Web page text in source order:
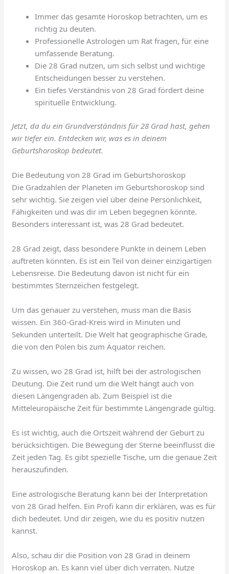
Immer das gesamte Horoskop betrachten, um es
richtig zu deuten.
Professionelle Astrologen um Rat fragen, für eine
umfassende Beratung.
Die 28 Grad nutzen, um sich selbst und wichtige
Entscheidungen besser zu verstehen.
Ein tiefes Verständnis von 28 Grad fördert deine
spirituelle Entwicklung.
Jetzt, da du ein Grundverständnis für 28 Grad hast, gehen
wir tiefer ein. Entdecken wir, was es in deinem
Geburtshoroskop bedeutet.
Die Bedeutung von 28 Grad im Geburtshoroskop
Die Gradzahlen der Planeten im Geburtshoroskop sind
sehr wichtig. Sie zeigen viel über deine Persönlichkeit,
Fähigkeiten und was dir im Leben begegnen könnte.
Besonders interessant ist, was 28 Grad bedeutet.
28 Grad zeigt, dass besondere Punkte in deinem Leben
auftreten könnten. Es ist ein Teil von deiner einzigartigen
Lebensreise. Die Bedeutung davon ist nicht für ein
bestimmtes Sternzeichen festgelegt.
Um das genauer zu verstehen, muss man die Basis
wissen. Ein 360-Grad-Kreis wird in Minuten und
Sekunden unterteilt. Die Welt hat geographische Grade,
die von den Polen bis zum Äquator reichen.
Zu wissen, wo 28 Grad ist, hilft bei der astrologischen
Deutung. Die Zeit rund um die Welt hängt auch von
diesen Längengraden ab. Zum Beispiel ist die
Mitteleuropäische Zeit für bestimmte Längengrade gültig.
Es ist wichtig, auch die Ortszeit während der Geburt zu
berücksichtigen. Die Bewegung der Sterne beeinflusst die
Zeit jeden Tag. Es gibt spezielle Tische, um die genaue Zeit
herauszufinden.
Eine astrologische Beratung kann bei der Interpretation
von 28 Grad helfen. Ein Profi kann dir erklären, was es für
dich bedeutet. Und dir zeigen, wie du es positiv nutzen
kannst.
Also, schau dir die Position von 28 Grad in deinem
Horoskop an. Es kann viel über dich verraten. Nutze